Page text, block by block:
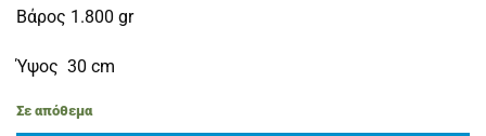
Βάρος 1.800 gr
Ύψος 30 cm
Σε απόθεμα